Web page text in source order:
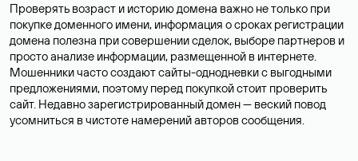
Проверять возраст и историю домена важно не только при
покупке доменного имени, информация о сроках регистрации
домена полезна при совершении сделок, выборе партнеров и
просто анализе информации, размещенной в интернете.
Мошенники часто создают сайты-однодневки с выгодными
предложениями, поэтому перед покупкой стоит проверить
сайт. Недавно зарегистрированный домен — веский повод
усомниться в чистоте намерений авторов сообщения.